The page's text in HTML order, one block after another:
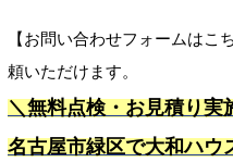
【お問い合わせフォームはこ
頼いただけます。
＼無料点検・お見積り実
名古屋市緑区で大和ハウ